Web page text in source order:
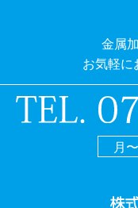
金属
お気軽に
月